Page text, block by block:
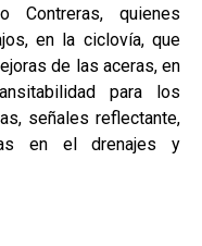
Contreras, quienes
en la ciclovía, que
de las aceras, en
para los
señales reflectante,
en el drenajes y